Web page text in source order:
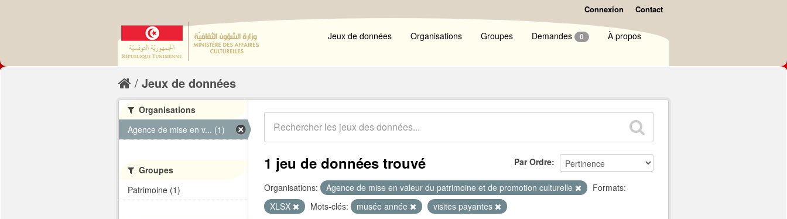
Connexion Contact
Jeux de données Organisations Groupes Demandes 0 À propos
Jeux de données
Par Ordre
1 jeu de données trouvé
Organisations: Agence de mise en valeur du patrimoine et de promotion culturelle
Formats:
XLSX
Mots-clés: musée année visites payantes
Organisations
Agence de mise en v... (1)
Groupes
Patrimoine (1)